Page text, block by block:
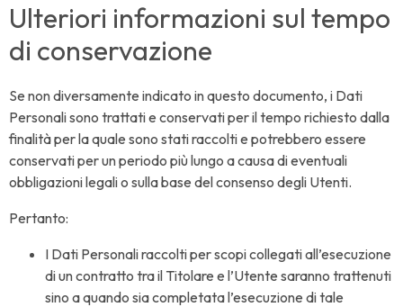
Ulteriori informazioni sul tempo
di conservazione
Se non diversamente indicato in questo documento, i Dati
Personali sono trattati e conservati per il tempo richiesto dalla
finalità per la quale sono stati raccolti e potrebbero essere
conservati per un periodo più lungo a causa di eventuali
obbligazioni legali o sulla base del consenso degli Utenti.
Pertanto:
I Dati Personali raccolti per scopi collegati all’esecuzione
di un contratto tra il Titolare e l’Utente saranno trattenuti
sino a quando sia completata l’esecuzione di tale